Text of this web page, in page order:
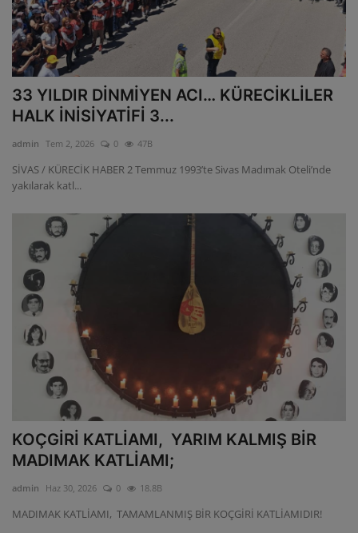
33 YILDIR DİNMİYEN ACI… KÜRECİKLİLER
HALK İNİSİYATİFİ 3...
admin Tem 2, 2026 0 47B
SİVAS / KÜRECİK HABER 2 Temmuz 1993’te Sivas Madımak Oteli’nde
yakılarak katl...
KOÇGİRİ KATLİAMI, YARIM KALMIŞ BİR
MADIMAK KATLİAMI;
admin Haz 30, 2026 0 18.8B
MADIMAK KATLİAMI, TAMAMLANMIŞ BİR KOÇGİRİ KATLİAMIDIR!